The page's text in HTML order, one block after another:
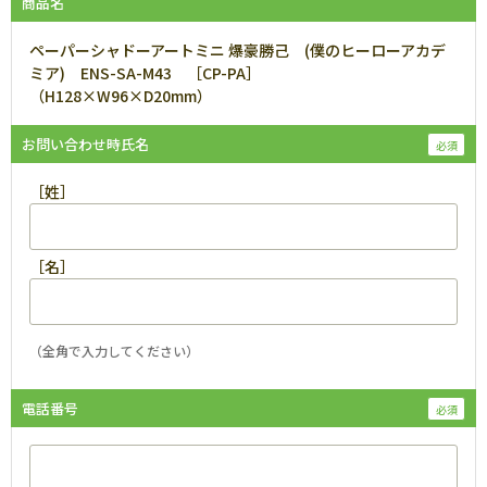
ペーパーシャドーアートミニ 爆豪勝己 (僕のヒーローアカデ
ミア) ENS-SA-M43 ［CP-PA］
（H128×W96×D20mm）
お問い合わせ時氏名
［姓］
［名］
（全角で入力してください）
電話番号